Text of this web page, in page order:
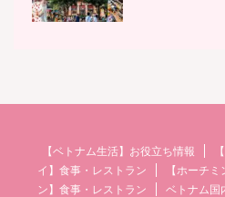
【ベトナム生活】お役立ち情報
イ】食事・レストラン
【ホーチ
ン】食事・レストラン
ベトナム国